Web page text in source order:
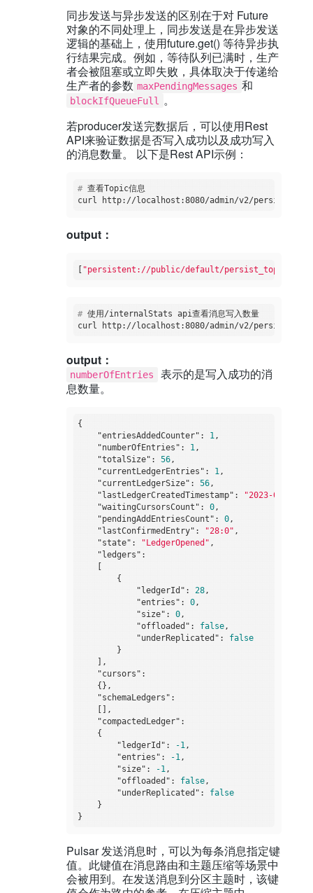
同步发送与异步发送的区别在于对 Future
对象的不同处理上，同步发送是在异步发送
逻辑的基础上，使用future.get() 等待异步执
行结果完成。例如，等待队列已满时，生产
者会被阻塞或立即失败，具体取决于传递给
生产者的参数 maxPendingMessages 和
blockIfQueueFull
。
若producer发送完数据后，可以使用Rest
API来验证数据是否写入成功以及成功写入
的消息数量。 以下是Rest API示例：
# 查看Topic信息
output：
"persistent://public/default/persist_topic_1"
# 使用/internalStats api查看消息写入数量
output：
numberOfEntries
表示的是写入成功的消
息数量。
{
"entriesAddedCounter" : 1,
"numberOfEntries" : 1,
"totalSize" : 56,
"currentLedgerEntries" : 1,
"currentLedgerSize" : 56,
"lastLedgerCreatedTimestamp" :
"2023-06-
"waitingCursorsCount" : 0,
"pendingAddEntriesCount" : 0,
"lastConfirmedEntry" : "28:0" ,
"state" : "LedgerOpened" ,
"ledgers" :
        {
"ledgerId" : 28,
"entries" : 0,
"size" : 0,
"offloaded" : false,
"underReplicated" : false
        }
    ],
"cursors" :
    {},
"schemaLedgers" :
    [],
"compactedLedger" :
    {
"ledgerId" : -1,
"entries" : -1,
"size" : -1,
"offloaded" : false,
"underReplicated" : false
    }
Pulsar 发送消息时，可以为每条消息指定键
值。此键值在消息路由和主题压缩等场景中
会被用到。在发送消息到分区主题时，该键